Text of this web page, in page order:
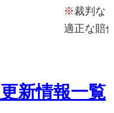
※裁判な
適正な賠
更新情報一覧